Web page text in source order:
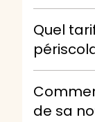
Quel
de sa